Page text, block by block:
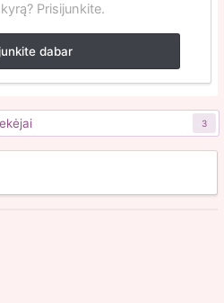
Prisijunkite.
dabar
3